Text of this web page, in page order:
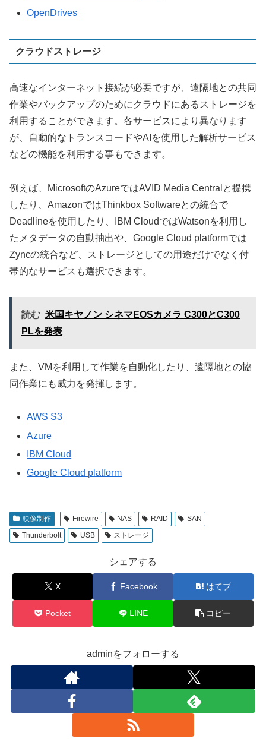
OpenDrives
クラウドストレージ
高速なインターネット接続が必要ですが、遠隔地との共同
作業やバックアップのためにクラウドにあるストレージを
利用することができます。各サービスにより異なります
が、自動的なトランスコードやAIを使用した解析サービス
などの機能を利用する事もできます。
例えば、MicrosoftのAzureではAVID Media Centralと提携
したり、AmazonではThinkbox Softwareとの統合で
Deadlineを使用したり、IBM CloudではWatsonを利用し
たメタデータの自動抽出や、Google Cloud platformでは
Zyncの統合など、ストレージとしての用途だけでなく付
帯的なサービスも選択できます。
読む 米国キヤノン シネマEOSカメラ C300とC300
PLを発表
また、VMを利用して作業を自動化したり、遠隔地との協
同作業にも威力を発揮します。
AWS S3
Azure
IBM Cloud
Google Cloud platform
映像制作 Firewire NAS RAID
SAN
Thunderbolt
USB ストレージ
シェアする
X Facebook はてブ
Pocket LINE コピー
adminをフォローする